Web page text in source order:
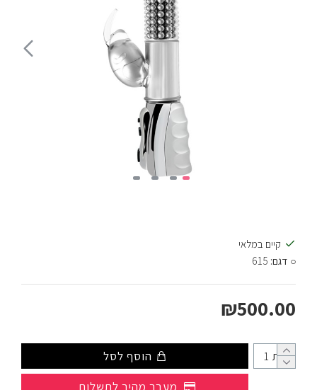
₪500.00
קיים במלאי
דגם: 615
כמות
הוסף לסל
מעבר מהיר לתשלום